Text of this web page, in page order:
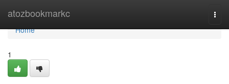
atozbookmarkc
Home
Home
1